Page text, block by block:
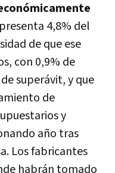
4,8% del
de que ese
con 0,9% de
superávit, y que
de
y
año tras
Los fabricantes
habrán tomado